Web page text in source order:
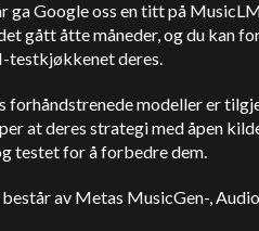
ga Google oss en titt på
gått åtte måneder, og du kan
testkjøkkenet deres.
forhåndstrenede modeller er
at deres strategi med åpen
testet for å forbedre dem.
av Metas MusicGen-,